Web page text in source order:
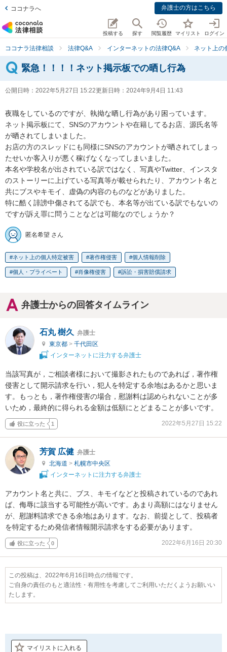
ココナラへ 弁護士の方はこちら
投稿する 探す 閲覧履歴 マイリスト ログイン
ココナラ法律相談 法律Q&A インターネットの法律Q&A ネット上の
緊急！！！！ネット掲示板での晒し行為
公開日時： 2022年5月27日 15:22更新日時： 2024年9月4日 11:43
夜職をしているのですが、執拗な晒し行為があり困っています。
ネット掲示板にて、SNSのアカウントや在籍してるお店、源氏名等
が晒されてしまいました。
お店の方のスレッドにも同様にSNSのアカウントが晒されてしまっ
たせいか客入りが悪く稼げなくなってしまいました。
本名や学校名が出されている訳ではなく、写真やTwitter、インスタ
のストーリーに上げている写真等が載せられたり、アカウント名と
共にブスやキモイ、虚偽の内容のものなどがありました。
特に酷く誹謗中傷されてる訳でも、本名等が出ている訳でもないの
ですが訴え罪に問うことなどは可能なのでしょうか？
匿名希望 さん
ネット上の個人特定被害 著作権侵害 個人情報削除
個人・プライベート 肖像権侵害 訴訟・損害賠償請求
弁護士からの回答タイムライン
石丸 樹久 弁護士
東京都 > 千代田区
インターネットに注力する弁護士
当該写真が，ご相談者様において撮影されたものであれば，著作権
侵害として開示請求を行い，犯人を特定する余地はあるかと思いま
す。もっとも，著作権侵害の場合，慰謝料は認められないことが多
いため，最終的に得られる金額は低額にとどまることが多いです。
役に立った 1 2022年5月27日 15:22
芳賀 広健 弁護士
北海道 > 札幌市中央区
インターネットに注力する弁護士
アカウント名と共に、ブス、キモイなどと投稿されているのであれ
ば、侮辱に該当する可能性が高いです。あまり高額にはなりません
が、慰謝料請求できる余地はあります。なお、前提として、投稿者
を特定するため発信者情報開示請求をする必要があります。
役に立った 0 2022年6月16日 20:30
この投稿は、2022年6月16日時点の情報です。
ご自身の責任のもと適法性・有用性を考慮してご利用いただくようお願いい
たします。
マイリストに入れる